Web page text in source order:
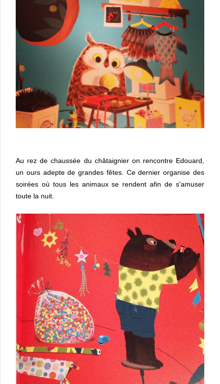
Au rez de chaussée du châtaignier on rencontre Edouard,
un ours adepte de grandes fêtes. Ce dernier organise des
soirées où tous les animaux se rendent afin de s'amuser
toute la nuit.